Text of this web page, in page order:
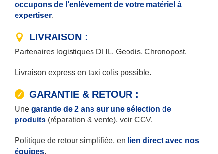
occupons de l’enlèvement de votre matériel à
expertiser.
LIVRAISON :
Partenaires logistiques DHL, Geodis, Chronopost.
Livraison express en taxi colis possible.
GARANTIE & RETOUR :
Une garantie de 2 ans sur une sélection de
produits (réparation & vente), voir CGV.
Politique de retour simplifiée, en lien direct avec nos
équipes.